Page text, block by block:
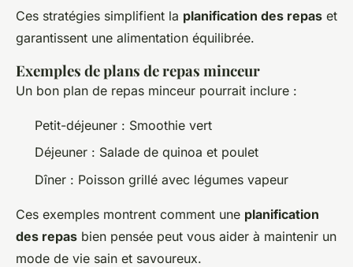
Ces stratégies simplifient la planification des repas et
garantissent une alimentation équilibrée.
Exemples de plans de repas minceur
Un bon plan de repas minceur pourrait inclure :
Petit-déjeuner : Smoothie vert
Déjeuner : Salade de quinoa et poulet
Dîner : Poisson grillé avec légumes vapeur
Ces exemples montrent comment une planification
des repas bien pensée peut vous aider à maintenir un
mode de vie sain et savoureux.